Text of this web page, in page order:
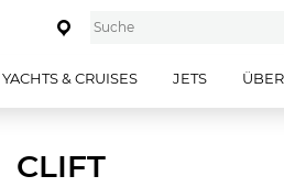
YACHTS & CRUISES JETS
CLIFT